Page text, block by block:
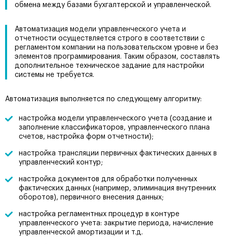
обмена между базами бухгалтерской и управленческой.
Автоматизация модели управленческого учета и
отчетности осуществляется строго в соответствии с
регламентом компании на пользовательском уровне и без
элементов программирования. Таким образом, составлять
дополнительное техническое задание для настройки
системы не требуется.
Автоматизация выполняется по следующему алгоритму:
настройка модели управленческого учета (создание и
заполнение классификаторов, управленческого плана
счетов, настройка форм отчетности);
настройка трансляции первичных фактических данных в
управленческий контур;
настройка документов для обработки полученных
фактических данных (например, элиминация внутренних
оборотов), первичного внесения данных;
настройка регламентных процедур в контуре
управленческого учета: закрытие периода, начисление
управленческой амортизации и т.д.